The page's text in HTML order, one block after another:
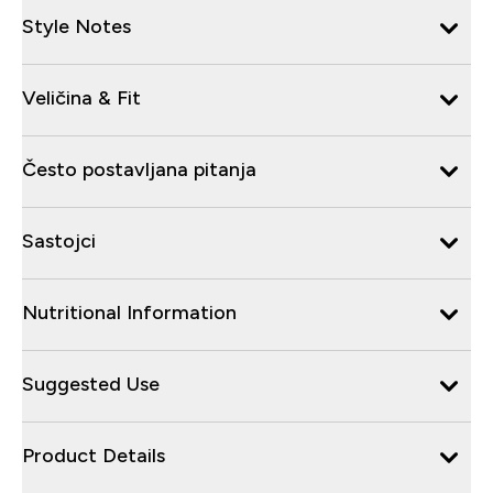
Style Notes
Veličina & Fit
Često postavljana pitanja
Sastojci
Nutritional Information
Suggested Use
Product Details